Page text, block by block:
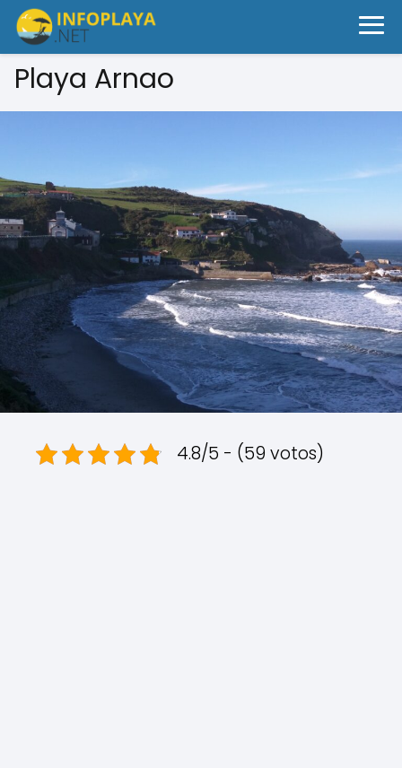
Playa Arnao
4.8/5 - (59 votos)